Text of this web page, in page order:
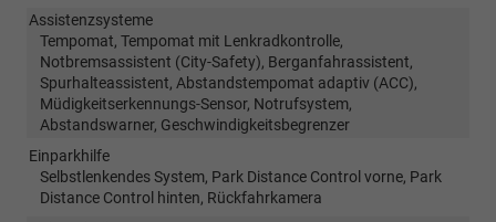
Assistenzsysteme
Tempomat, Tempomat mit Lenkradkontrolle,
Notbremsassistent (City-Safety), Berganfahrassistent,
Spurhalteassistent, Abstandstempomat adaptiv (ACC),
Müdigkeitserkennungs-Sensor, Notrufsystem,
Abstandswarner, Geschwindigkeitsbegrenzer
Einparkhilfe
Selbstlenkendes System, Park Distance Control vorne, Park
Distance Control hinten, Rückfahrkamera